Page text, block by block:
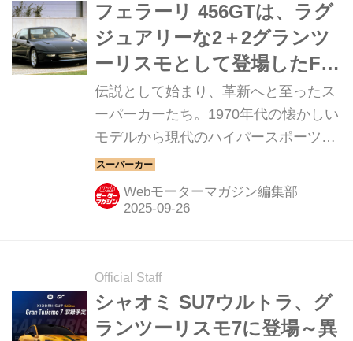
フェラーリ 456GTは、ラグ
ジュアリーな2＋2グランツ
ーリスモとして登場したFR
モデル【スーパーカークロ
ニクル・完全版／031】
伝説として始まり、革新へと至ったス
ーパーカーたち。1970年代の懐かしい
モデルから現代のハイパースポーツま
で紹介していこう。今回は、フェラー
リ 456GTだ。
Webモーターマガジン編集部
Official Staff
シャオミ SU7ウルトラ、グ
ランツーリスモ7に登場～異